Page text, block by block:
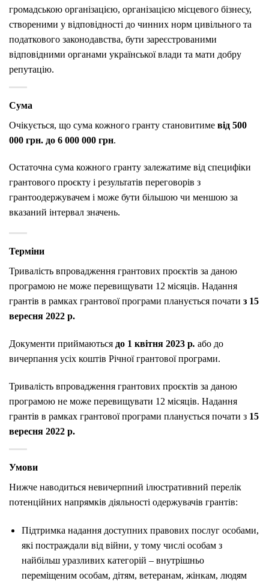
громадською організацією, організацією місцевого бізнесу,
створеними у відповідності до чинних норм цивільного та
податкового законодавства, бути зареєстрованими
відповідними органами української влади та мати добру
репутацію.
Сума
Очікується, що сума кожного гранту становитиме від 500
000 грн. до 6 000 000 грн.
Остаточна сума кожного гранту залежатиме від специфіки
грантового проєкту і результатів переговорів з
грантоодержувачем і може бути більшою чи меншою за
вказаний інтервал значень.
Терміни
Тривалість впровадження грантових проєктів за даною
програмою не може перевищувати 12 місяців. Надання
грантів в рамках грантової програми планується почати з 15
вересня 2022 р.
Документи приймаються до 1 квітня 2023 р. або до
вичерпання усіх коштів Річної грантової програми.
Тривалість впровадження грантових проєктів за даною
програмою не може перевищувати 12 місяців. Надання
грантів в рамках грантової програми планується почати з 15
вересня 2022 р.
Умови
Нижче наводиться невичерпний ілюстративний перелік
потенційних напрямків діяльності одержувачів грантів:
Підтримка надання доступних правових послуг особами,
які постраждали від війни, у тому числі особам з
найбільш уразливих категорій – внутрішньо
переміщеним особам, дітям, ветеранам, жінкам, людям